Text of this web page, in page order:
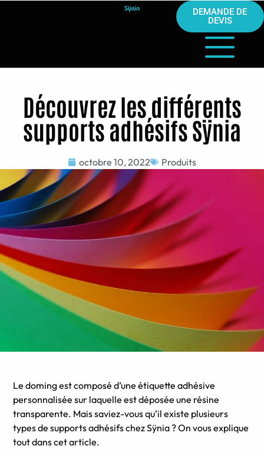
DEMANDE DE
DEVIS
Découvrez les différents
supports adhésifs Sÿnia
octobre 10, 2022 Produits
Le doming est composé d’une étiquette adhésive
personnalisée sur laquelle est déposée une résine
transparente. Mais saviez-vous qu’il existe plusieurs
types de supports adhésifs chez Sÿnia ? On vous explique
tout dans cet article.